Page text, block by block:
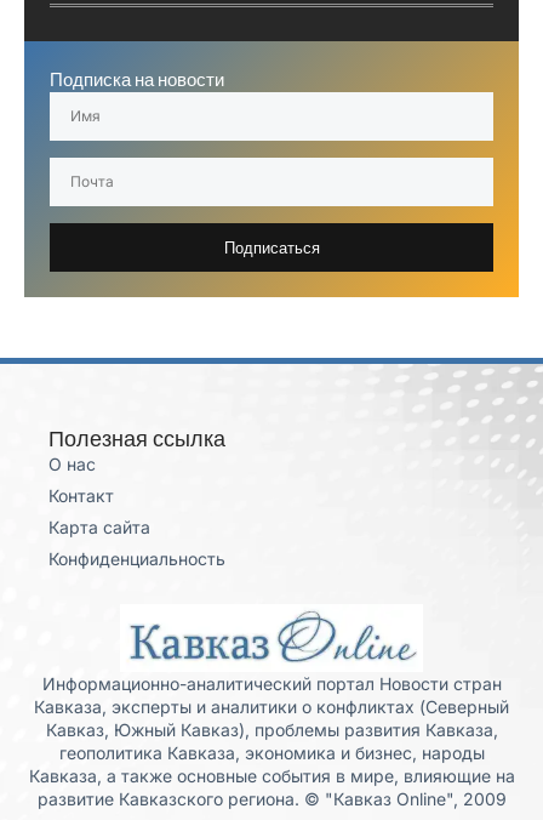
Подписка на новости
Подписаться
Полезная ссылка
О нас
Контакт
Карта сайта
Конфиденциальность
Информационно-аналитический портал Новости стран
Кавказа, эксперты и аналитики о конфликтах (Северный
Кавказ, Южный Кавказ), проблемы развития Кавказа,
геополитика Кавказа, экономика и бизнес, народы
Кавказа, а также основные события в мире, влияющие на
развитие Кавказского региона. © "Кавказ Online", 2009